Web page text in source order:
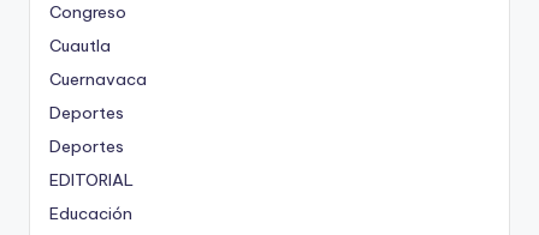
Congreso
Cuautla
Cuernavaca
Deportes
Deportes
EDITORIAL
Educación